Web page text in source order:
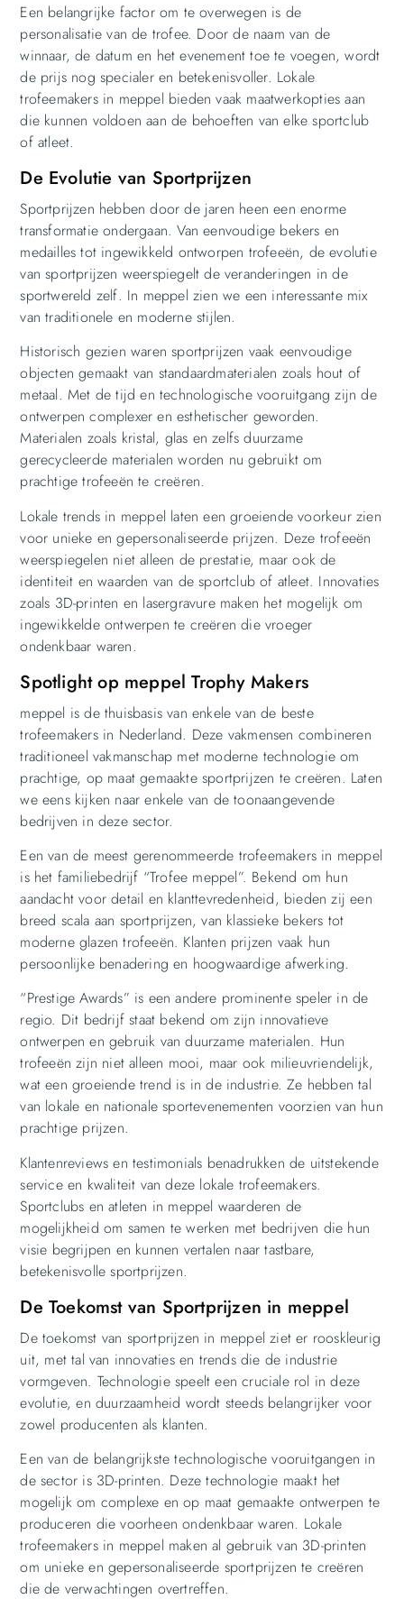
Een belangrijke factor om te overwegen is de
personalisatie van de trofee. Door de naam van de
winnaar, de datum en het evenement toe te voegen, wordt
de prijs nog specialer en betekenisvoller. Lokale
trofeemakers in meppel bieden vaak maatwerkopties aan
die kunnen voldoen aan de behoeften van elke sportclub
of atleet.
De Evolutie van Sportprijzen
Sportprijzen hebben door de jaren heen een enorme
transformatie ondergaan. Van eenvoudige bekers en
medailles tot ingewikkeld ontworpen trofeeën, de evolutie
van sportprijzen weerspiegelt de veranderingen in de
sportwereld zelf. In meppel zien we een interessante mix
van traditionele en moderne stijlen.
Historisch gezien waren sportprijzen vaak eenvoudige
objecten gemaakt van standaardmaterialen zoals hout of
metaal. Met de tijd en technologische vooruitgang zijn de
ontwerpen complexer en esthetischer geworden.
Materialen zoals kristal, glas en zelfs duurzame
gerecycleerde materialen worden nu gebruikt om
prachtige trofeeën te creëren.
Lokale trends in meppel laten een groeiende voorkeur zien
voor unieke en gepersonaliseerde prijzen. Deze trofeeën
weerspiegelen niet alleen de prestatie, maar ook de
identiteit en waarden van de sportclub of atleet. Innovaties
zoals 3D-printen en lasergravure maken het mogelijk om
ingewikkelde ontwerpen te creëren die vroeger
ondenkbaar waren.
Spotlight op meppel Trophy Makers
meppel is de thuisbasis van enkele van de beste
trofeemakers in Nederland. Deze vakmensen combineren
traditioneel vakmanschap met moderne technologie om
prachtige, op maat gemaakte sportprijzen te creëren. Laten
we eens kijken naar enkele van de toonaangevende
bedrijven in deze sector.
Een van de meest gerenommeerde trofeemakers in meppel
is het familiebedrijf “Trofee meppel”. Bekend om hun
aandacht voor detail en klanttevredenheid, bieden zij een
breed scala aan sportprijzen, van klassieke bekers tot
moderne glazen trofeeën. Klanten prijzen vaak hun
persoonlijke benadering en hoogwaardige afwerking.
“Prestige Awards” is een andere prominente speler in de
regio. Dit bedrijf staat bekend om zijn innovatieve
ontwerpen en gebruik van duurzame materialen. Hun
trofeeën zijn niet alleen mooi, maar ook milieuvriendelijk,
wat een groeiende trend is in de industrie. Ze hebben tal
van lokale en nationale sportevenementen voorzien van hun
prachtige prijzen.
Klantenreviews en testimonials benadrukken de uitstekende
service en kwaliteit van deze lokale trofeemakers.
Sportclubs en atleten in meppel waarderen de
mogelijkheid om samen te werken met bedrijven die hun
visie begrijpen en kunnen vertalen naar tastbare,
betekenisvolle sportprijzen.
De Toekomst van Sportprijzen in meppel
De toekomst van sportprijzen in meppel ziet er rooskleurig
uit, met tal van innovaties en trends die de industrie
vormgeven. Technologie speelt een cruciale rol in deze
evolutie, en duurzaamheid wordt steeds belangrijker voor
zowel producenten als klanten.
Een van de belangrijkste technologische vooruitgangen in
de sector is 3D-printen. Deze technologie maakt het
mogelijk om complexe en op maat gemaakte ontwerpen te
produceren die voorheen ondenkbaar waren. Lokale
trofeemakers in meppel maken al gebruik van 3D-printen
om unieke en gepersonaliseerde sportprijzen te creëren
die de verwachtingen overtreffen.